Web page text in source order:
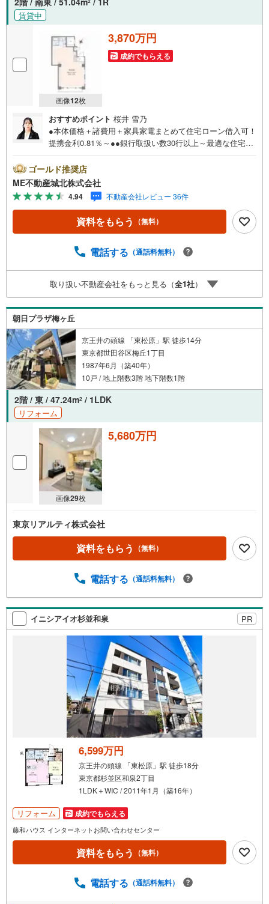
2
賃貸中
画像12枚
3,870万円
成約でもらえる
おすすめポイント 桜井 雪乃
●本体価格＋諸費用＋家具家電まとめて住宅ローン借入可！
提携金利0.81％～●●銀行取扱い数30行以上～最適な住宅ロ
多数ございます！（1）勤続年数1ヶ月（2）自己資金0円
（3）産休/育休/契約社員/派遣社員/アルバイト/パート/独
身/自営業/経営者（4）延滞、滞納、個信アウト対応可
（5）収入合算や親子ローン（6）金融機関の借入まとめ
等、家具、家電、引越し費用等おまとめローン（7）永住権
無、持病あり、持ち家残債有でも相談可能●3つの安心サポ
頂けます。2.FPソフトを使用しマイホーム購入の資金計
に安心を提案します。3.どんなに信用のある建築会社でも
ご自分の目で確認することは重要ですよね。弊社は特殊機
材を使用してインスペクションを実施します。
ゴールド推奨店
ME不動産城北株式会社
4.94 不動産会社レビュー 36件
資料をもらう （無料）
電話する （通話料無料）
取り扱い不動産会社をもっと見る（全1社）
朝日プラザ梅ヶ丘
京王井の頭線 「東松原」駅 徒歩14分
東京都世田谷区梅丘1丁目
1987年6月（築40年）
10戸 / 地上階数3階 地下階数1階
2階 / 東 / 47.24m2 / 1LDK
リフォーム
画像29枚
5,680万円
東京リアルティ株式会社
資料をもらう （無料）
電話する （通話料無料）
イニシアイオ杉並和泉 PR
6,599万円
京王井の頭線 「東松原」駅 徒歩18分
東京都杉並区和泉2丁目
1LDK＋WIC / 2011年1月（築16年）
リフォーム 成約でもらえる
藤和ハウス インターネットお問い合わせセンター
資料をもらう （無料）
電話する （通話料無料）